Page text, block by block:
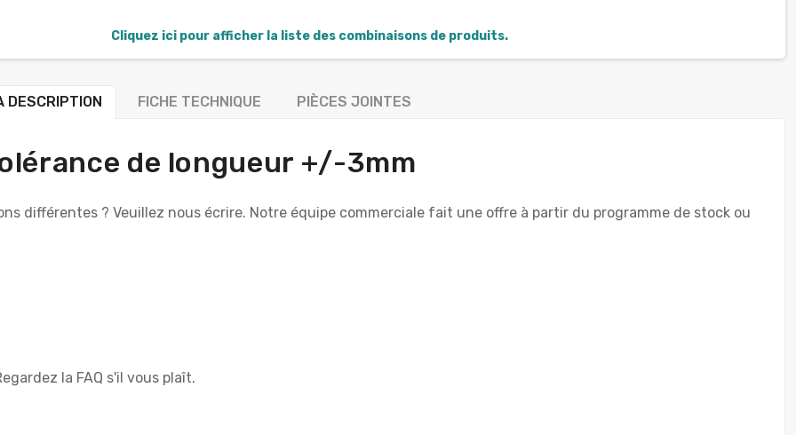
Cliquez ici pour afficher la liste des combinaisons de produits.
DESCRIPTION FICHE TECHNIQUE PIÈCES JOINTES
de longueur +/-3mm
différentes ? Veuillez nous écrire. Notre équipe commerciale fait une offre à partir du programme de stock ou
la FAQ s'il vous plaît.